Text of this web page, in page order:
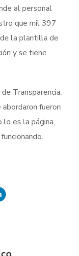
al personal
que mil 397
la plantilla de
y se tiene
Transparencia,
fueron
lo es la página,